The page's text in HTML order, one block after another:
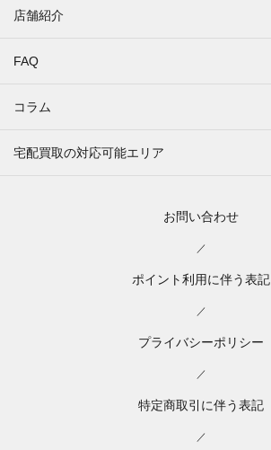
店舗紹介
FAQ
コラム
宅配買取の対応可能エリア
お問い合わせ
／
ポイント利用に伴う表記
／
プライバシーポリシー
／
特定商取引に伴う表記
／